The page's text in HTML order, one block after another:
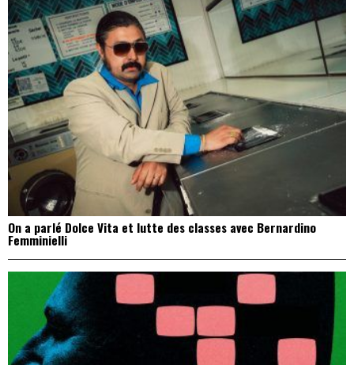
On a parlé Dolce Vita et lutte des classes avec Bernardino
Femminielli